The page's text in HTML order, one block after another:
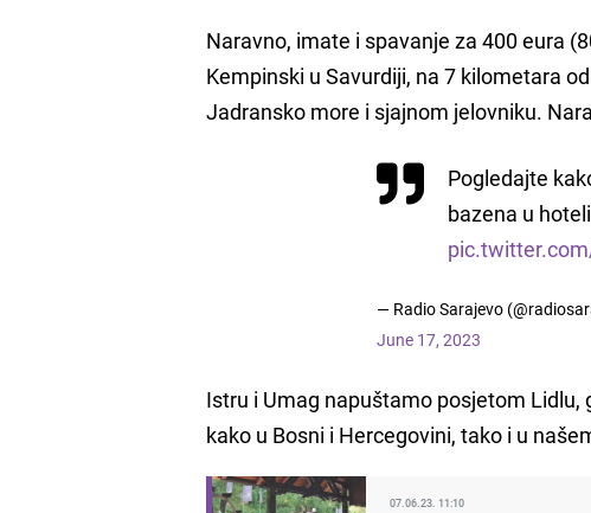
Naravno, imate i spavanje za 400 eura
Kempinski u Savurdiji, na 7 kilometara
Jadransko more i sjajnom jelovniku.
Pogledajte
bazena u
— Radio Sarajevo
June 17, 2023
Istru i Umag napuštamo posjetom Lidlu,
kako u Bosni i Hercegovini, tako i u
07.06.23. 11:10